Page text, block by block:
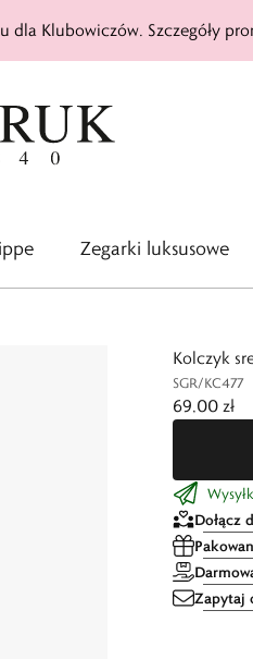
dla Klubowiczów. Szczegóły
Zegarki luksusowe
Kolczyk
SGR/KC477
69,00 zł
Dołącz
Zapytaj